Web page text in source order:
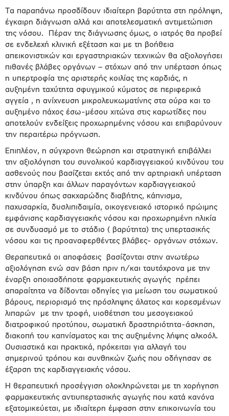
Τα παραπάνω προσδίδουν ιδιαίτερη βαρύτητα στη πρόληψη,
έγκαιρη διάγνωση αλλά και αποτελεσματική αντιμετώπιση
της νόσου. Πέραν της διάγνωσης όμως, ο ιατρός θα προβεί
σε ενδελεχή κλινική εξέταση και με τη βοήθεια
απεικονιστικών και εργαστηριακών τεχνικών θα αξιολογήσει
πιθανές βλάβες οργάνων – στόχων από την υπέρταση όπως
η υπερτροφία της αριστερής κοιλίας της καρδιάς, η
αυξημένη ταχύτητα σφυγμικού κύματος σε περιφερικά
αγγεία , η ανίχνευση μικρολευκωματίνης στα ούρα και το
αυξημένο πάχος έσω-μέσου χιτώνα στις καρωτίδες που
αποτελούν ενδείξεις προχωρημένης νόσου και επιβαρύνουν
την περαιτέρω πρόγνωση.
Επιπλέον, η σύγχρονη θεώρηση και στρατηγική επιβάλλει
την αξιολόγηση του συνολικού καρδιαγγειακού κινδύνου του
ασθενούς που βασίζεται εκτός από την αρτηριακή υπέρταση
στην ύπαρξη και άλλων παραγόντων καρδιαγγειακού
κινδύνου όπως σακχαρώδης διαβήτης, κάπνισμα,
παχυσαρκία, δυσλιπιδαιμία, οικογενειακό ιστορικό πρώιμης
εμφάνισης καρδιαγγειακής νόσου και προχωρημένη ηλικία
σε συνδυασμό με το στάδιο ( βαρύτητα) της υπερτασικής
νόσου και τις προαναφερθέντες βλάβες- οργάνων στόχων.
Θεραπευτικά οι αποφάσεις βασίζονται στην ανωτέρω
αξιολόγηση ενώ σαν βάση πριν η/και ταυτόχρονα με την
έναρξη οποιασδήποτε φαρμακευτικής αγωγής πρέπει
απαραίτητα να δίδονται οδηγίες για μείωση του σωματικού
βάρους, περιορισμό της πρόσληψης άλατος και κορεσμένων
λιπαρών με την τροφή, υιοθέτηση του μεσογειακού
διατροφικού προτύπου, σωματική δραστηριότητα-άσκηση,
διακοπή του καπνίσματος και της αυξημένης λήψης αλκοόλ.
Ουσιαστικά και πρακτικά, πρόκειται για αλλαγή του
σημερινού τρόπου και συνθηκών ζωής που οδήγησαν σε
έξαρση της καρδιαγγειακής νόσου.
Η θεραπευτική προσέγγιση ολοκληρώνεται με τη χορήγηση
φαρμακευτικής αντιυπερτασικής αγωγής που κατά κανόνα
εξατομικεύεται, με ιδιαίτερη έμφαση στην επικοινωνία του